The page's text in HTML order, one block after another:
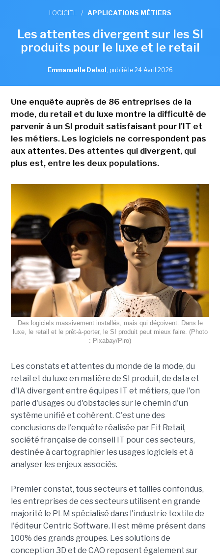
LOGICIEL / APPLICATIONS MÉTIERS
Les attentes divergent sur les SI
produits pour le luxe et le retail
Emmanuelle Delsol , publié le 24 Avril 2026
Une enquête auprès de 86 entreprises de la
mode, du retail et du luxe montre la difficulté de
parvenir à un SI produit satisfaisant pour l'IT et
les métiers. Les logiciels ne correspondent pas
aux attentes. Des attentes qui divergent, qui
plus est, entre les deux populations.
Des logiciels massivement installés, mais qui déçoivent. Dans le
luxe, le retail et le prêt-à-porter, le SI produit peut mieux faire. (Photo
: Pixabay/Piro)
Les constats et attentes du monde de la mode, du
retail et du luxe en matière de SI produit, de data et
d'IA divergent entre équipes IT et métiers, que l'on
parle d'usages ou d'obstacles sur le chemin d'un
système unifié et cohérent. C'est une des
conclusions de l'enquête réalisée par Fit Retail,
société française de conseil IT pour ces secteurs,
destinée à cartographier les usages logiciels et à
analyser les enjeux associés.
Premier constat, tous secteurs et tailles confondus,
les entreprises de ces secteurs utilisent en grande
majorité le PLM spécialisé dans l'industrie textile de
l'éditeur Centric Software. Il est même présent dans
100% des grands groupes. Les solutions de
conception 3D et de CAO reposent également sur